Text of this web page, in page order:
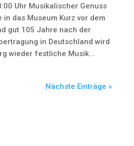
Uhr Musikalischer Genuss
in das Museum Kurz vor dem
gut 105 Jahre nach der
in Deutschland wird
wieder festliche Musik...
Nächste Einträge »